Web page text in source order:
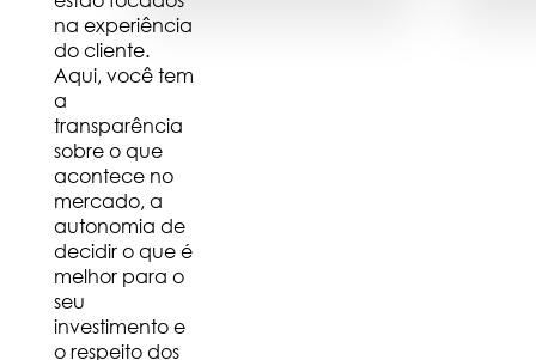
na experiência
do cliente.
Aqui, você tem
a
transparência
sobre o que
acontece no
mercado, a
autonomia de
decidir o que é
melhor para o
seu
investimento e
o respeito dos